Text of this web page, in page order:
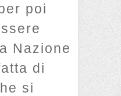
poi
Nazione
di
si